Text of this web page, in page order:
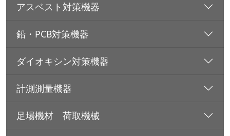
アスベスト対策機器
鉛・PCB対策機器
ダイオキシン対策機器
計測測量機器
足場機材 荷取機械